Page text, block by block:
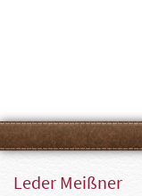
Leder Meißner